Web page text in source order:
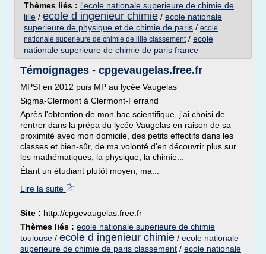
Thèmes liés : l'ecole nationale superieure de chimie de
lille / ecole d ingenieur chimie / ecole nationale
superieure de physique et de chimie de paris / ecole
nationale superieure de chimie de lille classement/ ecole
nationale superieure de chimie de paris france
Témoignages - cpgevaugelas.free.fr
MPSI en 2012 puis MP au lycée Vaugelas
Sigma-Clermont à Clermont-Ferrand
Après l'obtention de mon bac scientifique, j'ai choisi de
rentrer dans la prépa du lycée Vaugelas en raison de sa
proximité avec mon domicile, des petits effectifs dans les
classes et bien-sûr, de ma volonté d'en découvrir plus sur
les mathématiques, la physique, la chimie...
Étant un étudiant plutôt moyen, ma...
Lire la suite
Site : http://cpgevaugelas.free.fr
Thèmes liés : ecole nationale superieure de chimie
toulouse / ecole d ingenieur chimie / ecole nationale
superieure de chimie de paris classement / ecole nationale